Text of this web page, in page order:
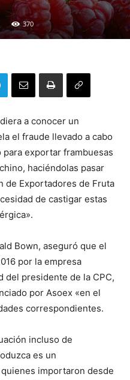
370
a conocer un
el fraude llevado a cabo
exportar frambuesas
haciéndolas pasar
de Exportadores de Fruta
de castigar estas
Bown, aseguró que el
por la empresa
del presidente de la CPC,
por Asoex «en el
correspondientes.
incluso de
es un
importaron desde